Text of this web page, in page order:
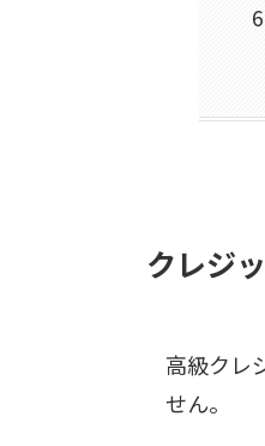
クレジ
高級クレ
せん。